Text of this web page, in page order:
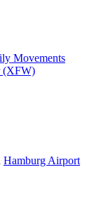
Movements
(XFW)
Hamburg Airport